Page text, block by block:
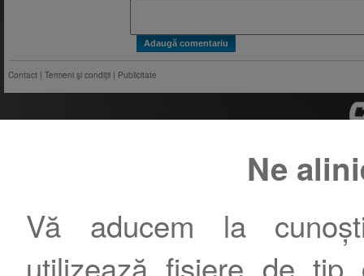
Ne
Vă aducem la
utilizează fișiere de tip
Contact | Termeni şi condiţii | Publicitate